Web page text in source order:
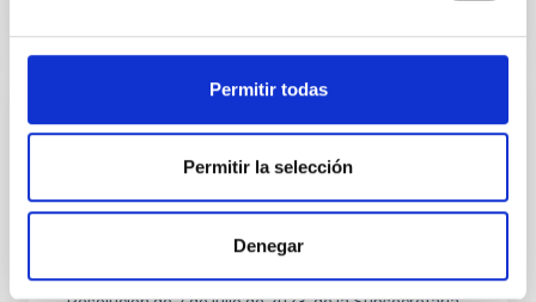
Permitir todas
Permitir la selección
Denegar
EMPLEO
PS-2022-070 ESCALA DE CIENTÍFICOS
TITULARES DE LOS ORGANISMOS